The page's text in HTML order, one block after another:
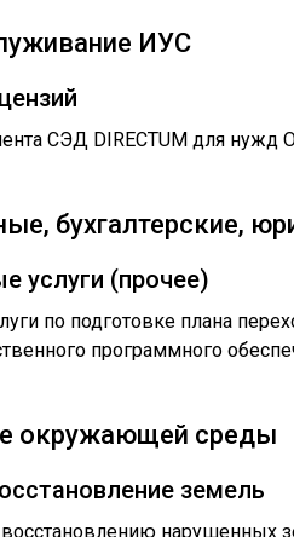
ИУС
СЭД DIRECTUM для
бухгалтерские,
услуги (прочее)
по подготовке плана
программного
окружающей среды
земель
нарушенных